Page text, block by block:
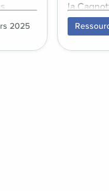
don
de la
des
2025
la
dans les
de leur
groupe